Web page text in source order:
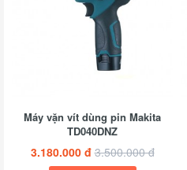
Máy vặn vít dùng pin Makita
TD040DNZ
3.180.000 đ 3.500.000 đ